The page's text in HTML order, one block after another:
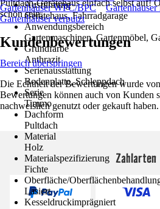
Ausführung
Gerätehaus, Fahrradgarage
Anwendungsbereich
Gartenmaschinen, Gartenmöbel,
Grundfarbe
Anthrazit
Serienausstattung
Bodenplatte, Schleppdach
Serie
Timmo
Dachform
Pultdach
Material
Holz
Materialspezifizierung
Fichte
Oberfläche/
Lasiert
Kesseldruckimprägniert
Pultdach-Gerätehaus einfach selbst auf!
schön sein.
Gartenhäuser WPC/BPC
Gartenhäuser verputzt
Kundenbewertungen
Bereich überspringen
Die Echtheit der Bewertungen wurde
Bewertungen können auch von Kunden
nachweislich genutzt oder gekauft haben.
Zahlarten